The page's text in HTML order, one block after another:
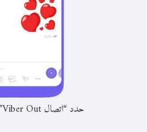
حدد “اتصال Viber Out” من عنوان المحادثة